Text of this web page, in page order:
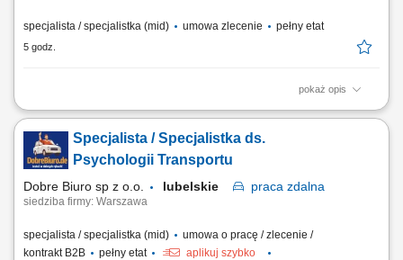
specjalista / specjalistka (mid) umowa zlecenie pełny etat
5 godz.
pokaż opis
Nazwa kursu: Pierwsza pomoc przedmedyczna Czas trwania: 8 godzin
Specjalista / Specjalistka ds.
Psychologii Transportu
Dobre Biuro sp z o.o. lubelskie praca zdalna
siedziba firmy: Warszawa
specjalista / specjalistka (mid)
umowa o pracę / zlecenie /
kontrakt B2B
pełny etat
aplikuj szybko